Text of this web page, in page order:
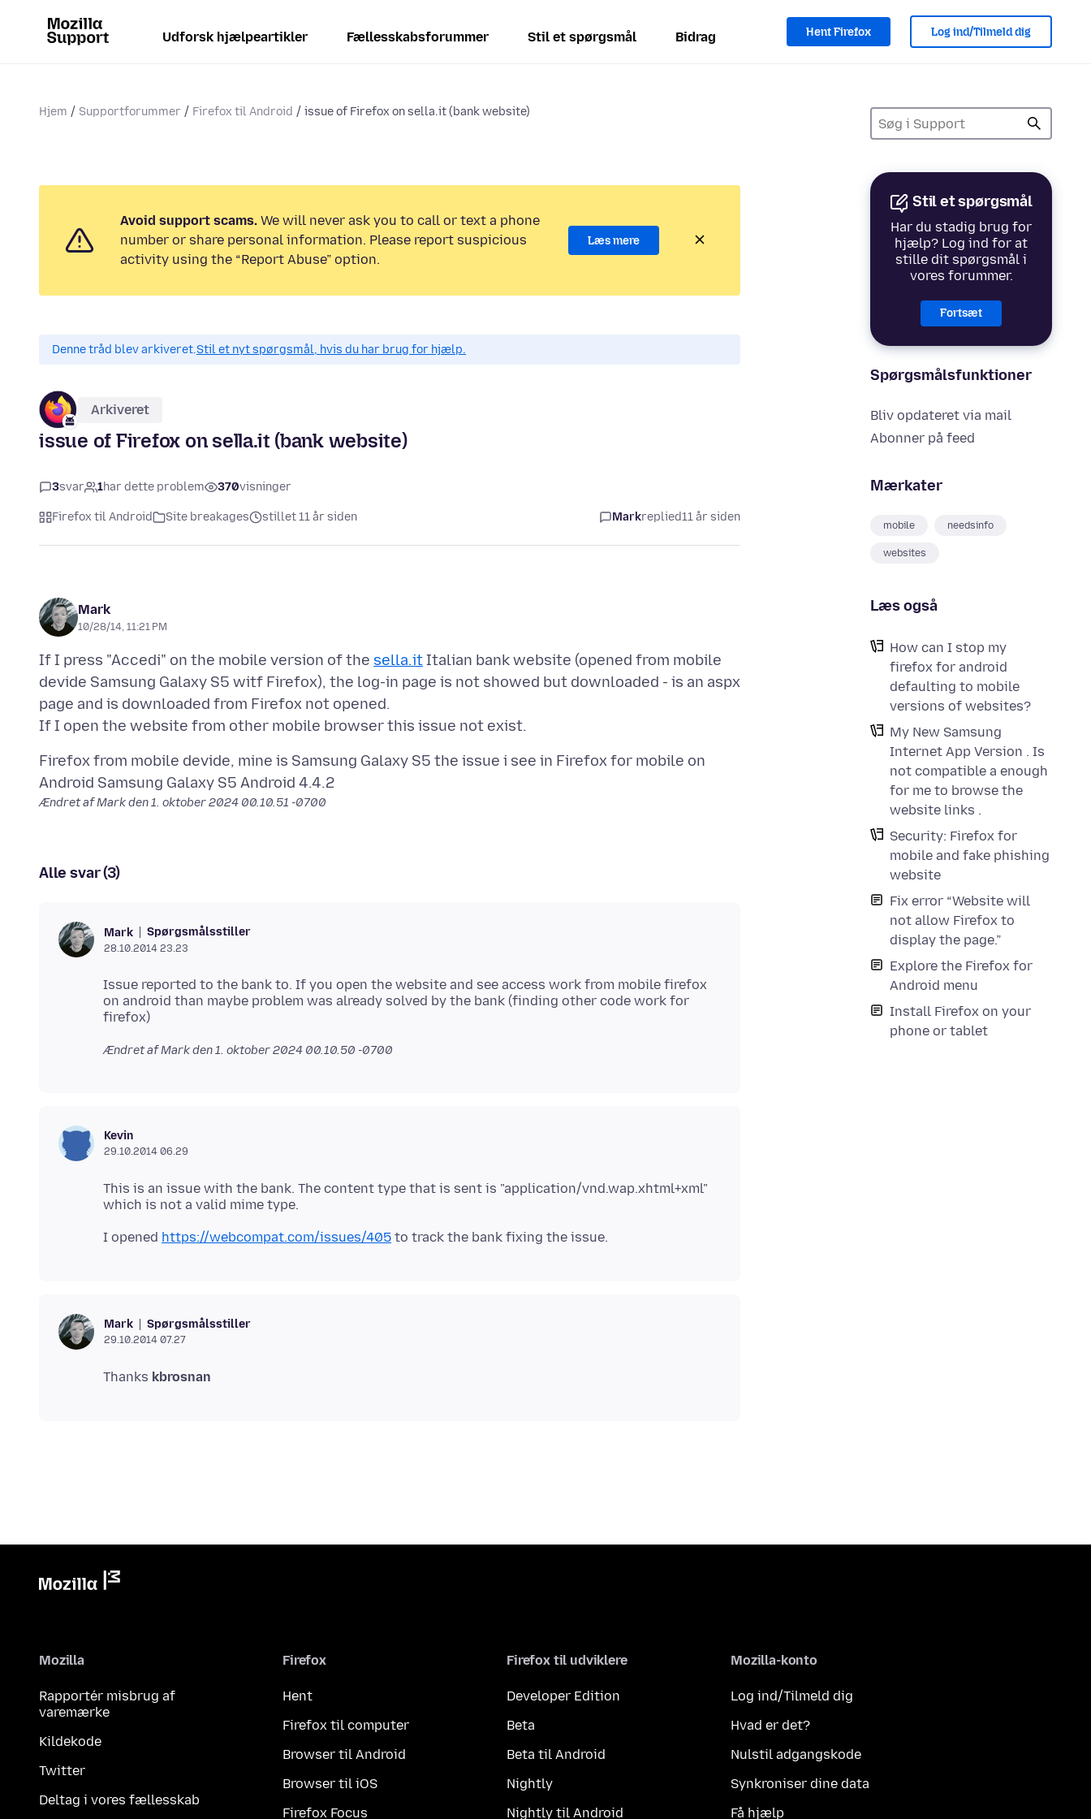
Udforsk hjælpeartikler Fællesskabsforummer Stil et spørgsmål Bidrag Hent Firefox Log ind/Tilmeld dig
Hjem Supportforummer Firefox til Android issue of Firefox on sella.it (bank website)
Stil et spørgsmål
Har du stadig brug for
hjælp? Log ind for at
stille dit spørgsmål i
vores forummer.
Fortsæt
Spørgsmålsfunktioner
Bliv opdateret via mail
Abonner på feed
Mærkater
mobile needsinfo
websites
Læs også
How can I stop my
firefox for android
defaulting to mobile
versions of websites?
My New Samsung
Internet App Version . Is
not compatible a enough
for me to browse the
website links .
Security: Firefox for
mobile and fake phishing
website
Fix error “Website will
not allow Firefox to
display the page.”
Explore the Firefox for
Android menu
Install Firefox on your
phone or tablet
Avoid support scams. We will never ask you to call or text a phone
number or share personal information. Please report suspicious
activity using the “Report Abuse” option.
Læs mere
Denne tråd blev arkiveret.Stil et nyt spørgsmål, hvis du har brug for hjælp.
Arkiveret
issue of Firefox on sella.it (bank website)
3svar 1har dette problem 370visninger
Firefox til Android Site breakages stillet 11 år siden Markreplied11 år siden
Mark
10/28/14, 11:21 PM
If I press "Accedi" on the mobile version of the sella.itItalian bank website (opened from mobile
devide Samsung Galaxy S5 witf Firefox), the log-in page is not showed but downloaded - is an aspx
page and is downloaded from Firefox not opened.
Firefox from mobile devide, mine is Samsung Galaxy S5 the issue i see in Firefox for mobile on
Ændret af Mark den1. oktober 2024 00.10.51 -0700
Alle svar (3)
Mark Spørgsmålsstiller
28.10.2014 23.23
Issue reported to the bank to. If you open the website and see access work from mobile firefox
on android than maybe problem was already solved by the bank (finding other code work for
Ændret af Mark den1. oktober 2024 00.10.50 -0700
Kevin
29.10.2014 06.29
This is an issue with the bank. The content type that is sent is "application/vnd.wap.xhtml+xml"
I opened https://webcompat.com/issues/405
Mark Spørgsmålsstiller
29.10.2014 07.27
Thanks kbrosnan
Mozilla
Rapportér misbrug af
varemærke
Kildekode
Twitter
Deltag i vores fællesskab
Firefox
Hent
Firefox til computer
Browser til Android
Browser til iOS
Firefox Focus
Firefox til udviklere
Developer Edition
Beta
Beta til Android
Nightly
Nightly til Android
Mozilla-konto
Log ind/Tilmeld dig
Hvad er det?
Nulstil adgangskode
Synkroniser dine data
Få hjælp